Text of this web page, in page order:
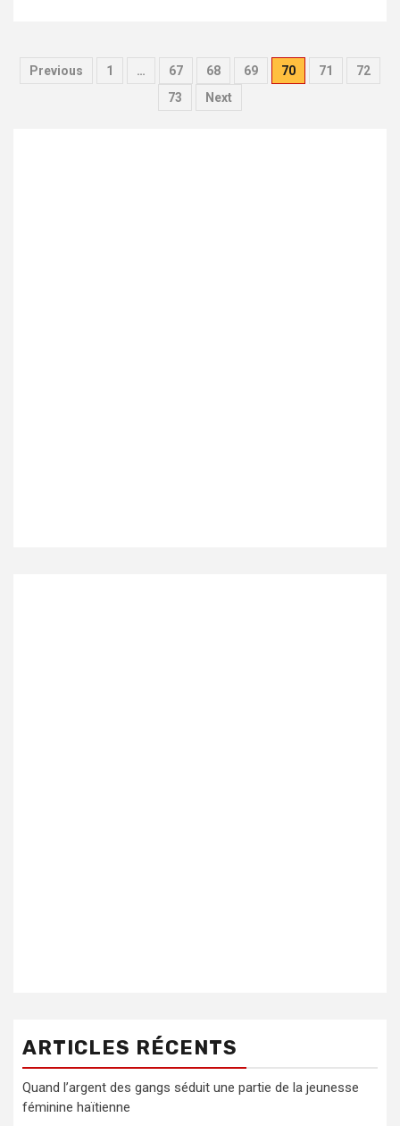
Pagination
Previous 1 … 67 68 69 70 71
72
73
Next
ARTICLES RÉCENTS
Quand l’argent des gangs séduit une partie de la jeunesse
féminine haïtienne